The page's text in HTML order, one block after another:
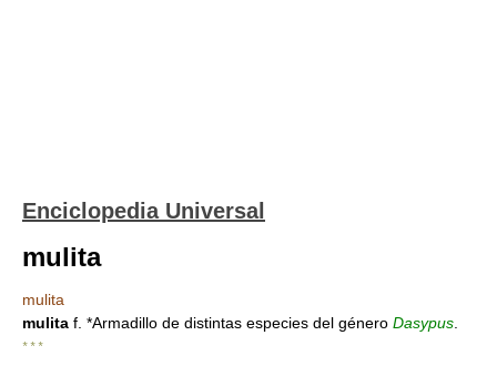
Enciclopedia Universal
mulita
mulita
mulita f. *Armadillo de distintas especies del género Dasypus
* * *